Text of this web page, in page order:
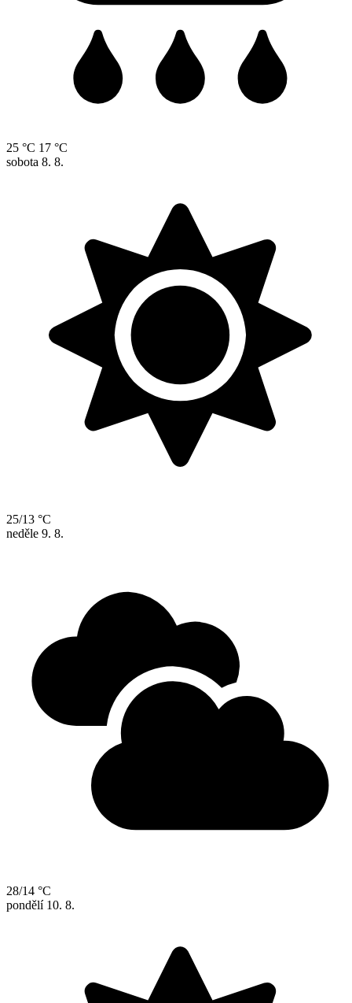
25 °C 17 °C
sobota 8. 8.
25/13 °C
neděle 9. 8.
28/14 °C
pondělí 10. 8.